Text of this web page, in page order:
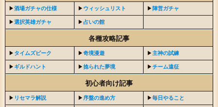
▶︎酒場ガチャの仕様 ▶︎ ウィッシュリスト ▶︎ 陣営ガチャ
▶︎選択英雄ガチャ ▶︎占いの館
各種攻略記事
▶︎ タイムズピーク ▶︎奇境漫遊 ▶︎主神の試練
▶︎ ギルドハント ▶︎捻られた夢境 ▶︎チーム遠征
初心者向け記事
▶︎ リセマラ解説 ▶︎ 序盤の進め方 ▶︎毎日やること